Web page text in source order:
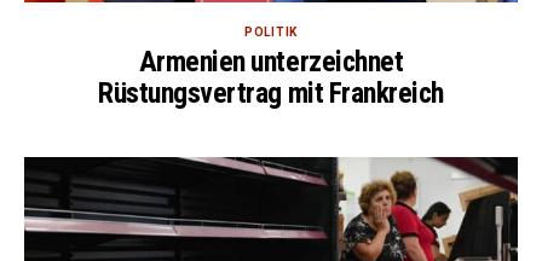
POLITIK
Armenien unterzeichnet
Rüstungsvertrag mit Frankreich